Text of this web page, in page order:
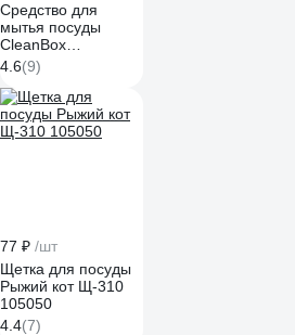
Средство для
мытья посуды
CleanBox
Professional Marvel
Полевые цветы
(Марвел) 5л
1320518
4.6(9)
77 ₽ /шт
Щетка для посуды
Рыжий кот Щ-310
105050
4.4(7)